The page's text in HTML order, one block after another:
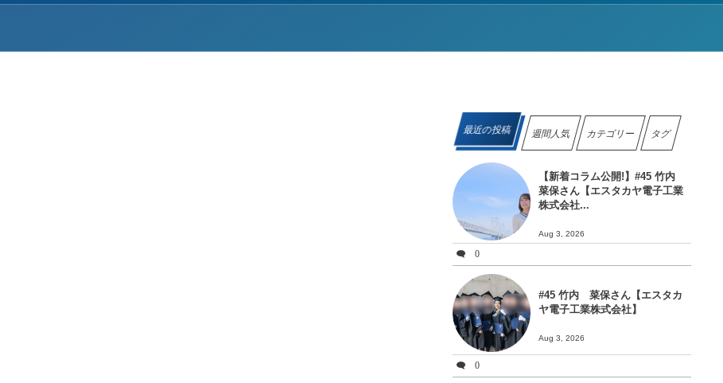
最近の投稿 週間人気 カテゴリー タグ
【新着コラム公開!】#45 竹内
菜保さん【エスタカヤ電子工業
株式会社...
Aug 3, 2026
0
#45 竹内 菜保さん【エスタカ
ヤ電子工業株式会社】
Aug 3, 2026
0